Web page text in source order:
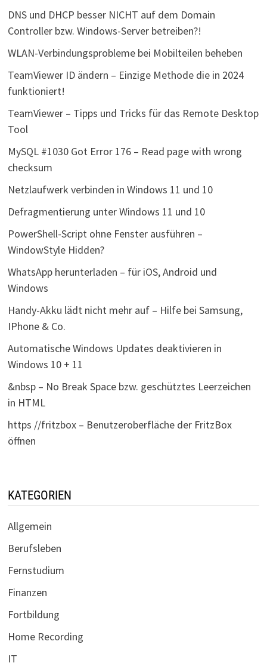
DNS und DHCP besser NICHT auf dem Domain
Controller bzw. Windows-Server betreiben?!
WLAN-Verbindungsprobleme bei Mobilteilen beheben
TeamViewer ID ändern – Einzige Methode die in 2024
funktioniert!
TeamViewer – Tipps und Tricks für das Remote Desktop
Tool
MySQL #1030 Got Error 176 – Read page with wrong
checksum
Netzlaufwerk verbinden in Windows 11 und 10
Defragmentierung unter Windows 11 und 10
PowerShell-Script ohne Fenster ausführen –
WindowStyle Hidden?
WhatsApp herunterladen – für iOS, Android und
Windows
Handy-Akku lädt nicht mehr auf – Hilfe bei Samsung,
IPhone & Co.
Automatische Windows Updates deaktivieren in
Windows 10 + 11
&nbsp – No Break Space bzw. geschütztes Leerzeichen
in HTML
https //fritzbox – Benutzeroberfläche der FritzBox
öffnen
KATEGORIEN
Allgemein
Berufsleben
Fernstudium
Finanzen
Fortbildung
Home Recording
IT